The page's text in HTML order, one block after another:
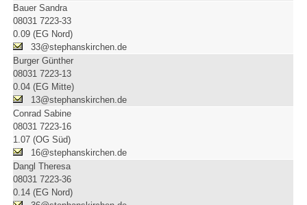
Bauer Sandra
08031 7223-33
0.09 (EG Nord)
33@stephanskirchen.de
Burger Günther
08031 7223-13
0.04 (EG Mitte)
13@stephanskirchen.de
Conrad Sabine
08031 7223-16
1.07 (OG Süd)
16@stephanskirchen.de
Dangl Theresa
08031 7223-36
0.14 (EG Nord)